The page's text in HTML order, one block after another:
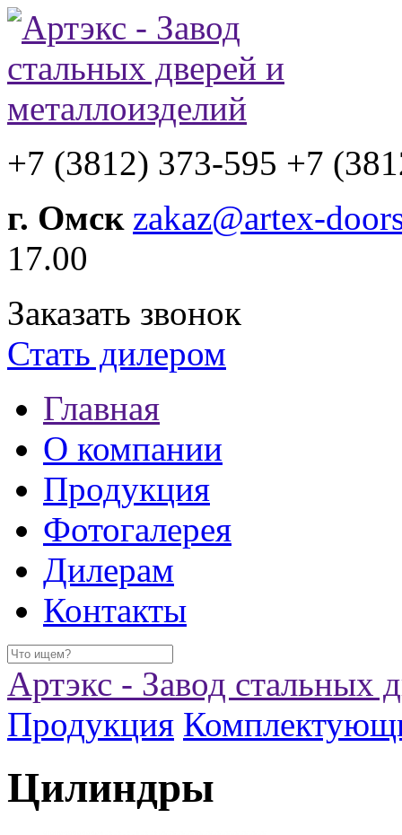
+7 (3812) 373-595 +7
г. Омск zakaz@artex-
17.00
Заказать звонок
Стать дилером
Главная
О компании
Продукция
Фотогалерея
Дилерам
Контакты
Артэкс - Завод стальных
Продукция
Цилиндры